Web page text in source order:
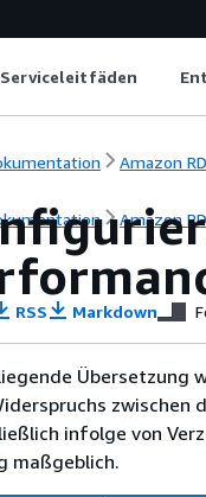
Serviceleitfäden
Amazon
Amazon
RSS Markdown
Übersetzung
zwischen
infolge von
maßgeblich.